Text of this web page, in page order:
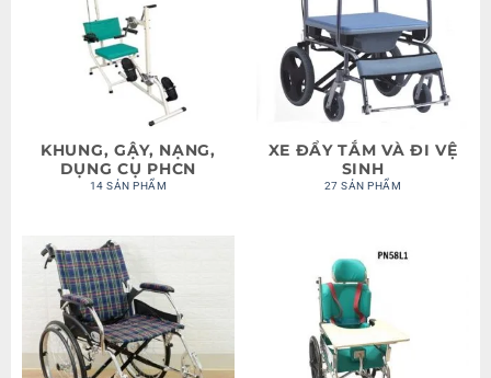
KHUNG, GẬY, NẠNG,
DỤNG CỤ PHCN
14 SẢN PHẨM
XE ĐẨY TẮM VÀ ĐI VỆ
SINH
27 SẢN PHẨM